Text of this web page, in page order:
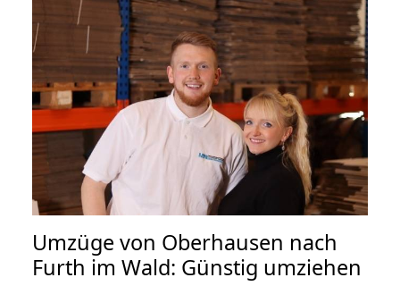
Umzüge von Oberhausen nach
Furth im Wald: Günstig umziehen